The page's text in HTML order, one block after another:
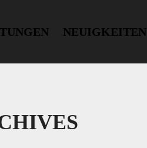
NEUIGKEITEN